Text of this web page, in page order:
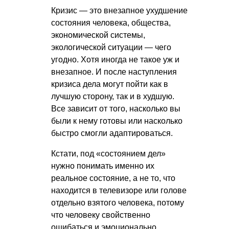
Кризис — это внезапное ухудшение
состояния человека, общества,
экономической системы,
экологической ситуации — чего
угодно. Хотя иногда не такое уж и
внезапное. И после наступления
кризиса дела могут пойти как в
лучшую сторону, так и в худшую.
Все зависит от того, насколько вы
были к нему готовы или насколько
быстро смогли адаптироваться.
Кстати, под «состоянием дел»
нужно понимать именно их
реальное состояние, а не то, что
находится в телевизоре или голове
отдельно взятого человека, потому
что человеку свойственно
ошибаться и эмоционально